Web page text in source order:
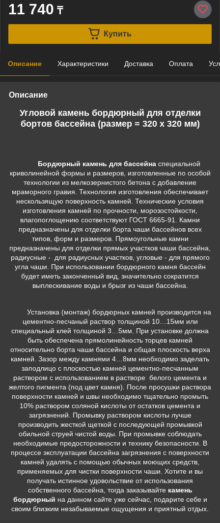
11 740 ₸
Купить
Описание Характеристики Доставка Оплата
Описание
Угловой камень бордюрный для отделки
бортов бассейна (размер = 320 x 320 мм)
Бордюрный камень для бассейнаспециальной
криволинейной формы и размеров, изготовленные по особой
технологии из мелкозернистого бетона с добавление
мраморного гравия. Технология изготовления обеспечивает
нескользящую поверхность камней. Технические условия
изготовления камней по прочности, морозостойкости,
влагопоглощению соответствуют ГОСТ 6665-91. Камни
предназначены для отделки борта чаши бассейнов всех
типов, форм и размеров. Прямоугольные камни
предназначены для отделки прямых участков чаши бассейна,
радиусные - для радиусных участков, угловые - для прямого
угла чаши. При использовании бордюрного камня бассейн
будет иметь законченный вид, значительно сократится
выплескивание воды и брызг из чаши бассейна.
Установка (монтаж) бордюрных камней производится на
цементно-песчаный раствор толщиной 10…15мм или
специальный клей толщиной 3…5мм. При установке должна
быть обеспечена прямолинейность торцев камней
относительно борта чаши бассейна и общая плоскость верха
камней. Зазор между камнями 4…8мм необходимо заделать
заподлицо с плоскостью камней цементно-песчанным
раствором с использованием в растворе белого цемента и
желтого пигмента (под цвет камня). После просушки раствора
поверхности камней и швы необходимо тщательно промыть
10% раствором соляной кислоты от остатков цемента и
загрязнений. Промывку раствором кислоты лучше
производить жесткой щеткой с последующей промывкой
обильной струей чистой воды. При промывке соблюдать
необходимые предосторожности и технику безопасности. В
процессе эксплуатации бассейна загрязнения с поверхности
камней удалять с помощью обычных моющих средств,
применяемых для чистки поверхности чаши. Хотите и вы
получать истинное удовольствие от использования
собственного бассейна, тогда заказывайте камень
бордюрный на данном сайте уже сейчас, подарите себе и
своим близким незабываемые ощущения и приятный отдых.